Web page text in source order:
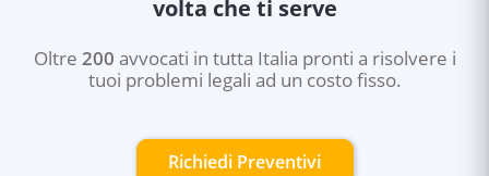
volta che ti serve
Oltre 200 avvocati in tutta Italia pronti a risolvere i
tuoi problemi legali ad un costo fisso.
Richiedi Preventivi